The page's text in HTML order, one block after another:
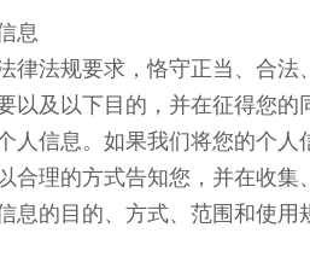
息
律法规要求，恪守正当、合
以及以下目的，并在征得您
人信息。如果我们将您的个
合理的方式告知您，并在收
息的目的、方式、范围和使用